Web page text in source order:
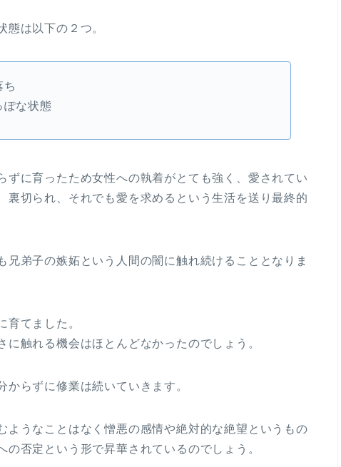
態は以下の２つ。
ち
ぽな状態
ずに育ったため女性への執着がとても強く、愛されてい
裏切られ、それでも愛を求めるという生活を送り最終的
兄弟子の嫉妬という人間の闇に触れ続けることとなりま
育てました。
触れる機会はほとんどなかったのでしょう。
らずに修業は続いていきます。
ようなことはなく憎悪の感情や絶対的な絶望というもの
否定という形で昇華されているのでしょう。